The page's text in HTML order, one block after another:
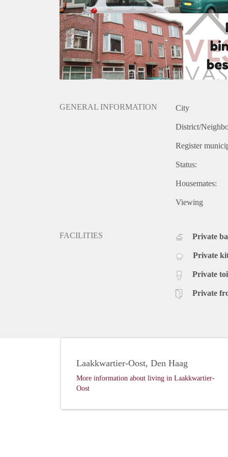
- Huisvestingsvergunning verplicht
- Optioneel: extra services Vesting Vastgoed
GENERAL INFORMATION City
District/
Register
Status:
Housemates:
Viewing
FACILITIES Private
Private
Private
Private
Laakkwartier-Oost, Den Haag
More information about living in Laakkwartier-
Oost